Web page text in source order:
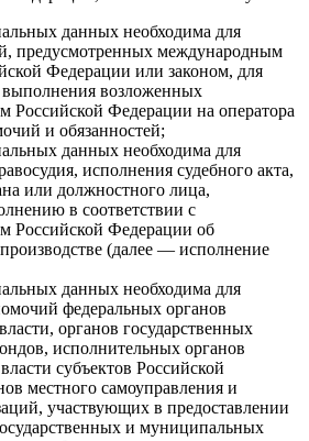
данных необходима для
предусмотренных международным
Федерации или законом, для
выполнения возложенных
Российской Федерации на оператора
и обязанностей;
данных необходима для
исполнения судебного акта,
или должностного лица,
в соответствии с
Российской Федерации об
(далее — исполнение
данных необходима для
федеральных органов
органов государственных
исполнительных органов
субъектов Российской
местного самоуправления и
участвующих в предоставлении
и муниципальных